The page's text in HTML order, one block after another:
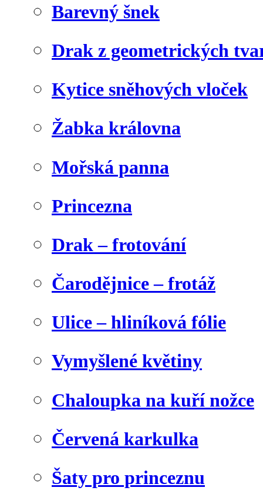
Barevný šnek
Drak z geometrických
Kytice sněhových vloček
Žabka královna
Mořská panna
Princezna
Drak – frotování
Čarodějnice – frotáž
Ulice – hliníková fólie
Vymyšlené květiny
Chaloupka na kuří nožce
Červená karkulka
Šaty pro princeznu